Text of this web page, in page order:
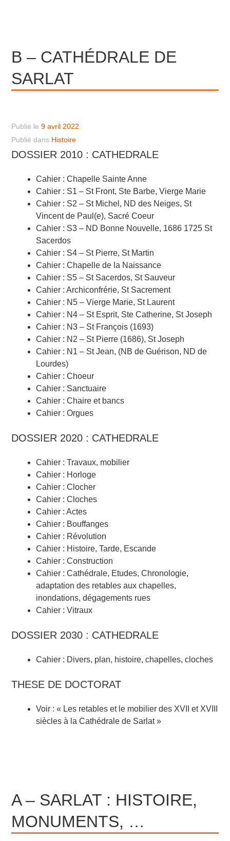
B – CATHÉDRALE DE
SARLAT
Publié le9 avril 2022
Publié dans Histoire
DOSSIER 2010 : CATHEDRALE
Cahier : Chapelle Sainte Anne
Cahier : S1 – St Front, Ste Barbe, Vierge Marie
Cahier : S2 – St Michel, ND des Neiges, St
Vincent de Paul(e), Sacré Coeur
Cahier : S3 – ND Bonne Nouvelle, 1686 1725 St
Sacerdos
Cahier : S4 – St Pierre, St Martin
Cahier : Chapelle de la Naissance
Cahier : S5 – St Sacerdos, St Sauveur
Cahier : Archiconfrérie, St Sacrement
Cahier : N5 – Vierge Marie, St Laurent
Cahier : N4 – St Esprit, Ste Catherine, St Joseph
Cahier : N3 – St François (1693)
Cahier : N2 – St Pierre (1686), St Joseph
Cahier : N1 – St Jean, (NB de Guérison, ND de
Lourdes)
Cahier : Choeur
Cahier : Sanctuaire
Cahier : Chaire et bancs
Cahier : Orgues
DOSSIER 2020 : CATHEDRALE
Cahier : Travaux, mobilier
Cahier : Horloge
Cahier : Clocher
Cahier : Cloches
Cahier : Actes
Cahier : Bouffanges
Cahier : Révolution
Cahier : Histoire, Tarde, Escande
Cahier : Construction
Cahier : Cathédrale, Etudes, Chronologie,
adaptation des retables aux chapelles,
inondations, dégagements rues
Cahier : Vitraux
DOSSIER 2030 : CATHEDRALE
Cahier : Divers, plan, histoire, chapelles, cloches
THESE DE DOCTORAT
Voir : « Les retables et le mobilier des XVII et XVIII
siècles à la Cathédrale de Sarlat »
A – SARLAT : HISTOIRE,
MONUMENTS, …